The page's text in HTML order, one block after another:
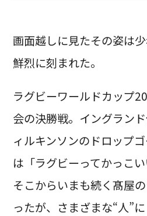
画面越しに見たその姿は
鮮烈に刻まれた。
ラグビーワールドカップ
会の決勝戦。イングラン
ィルキンソンのドロップ
は「ラグビーってかっこ
そこからいまも続く髙屋
ったが、さまざまな“人”